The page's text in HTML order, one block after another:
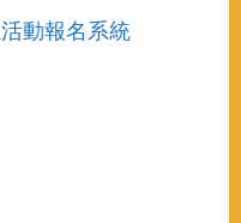
活動報名 系統